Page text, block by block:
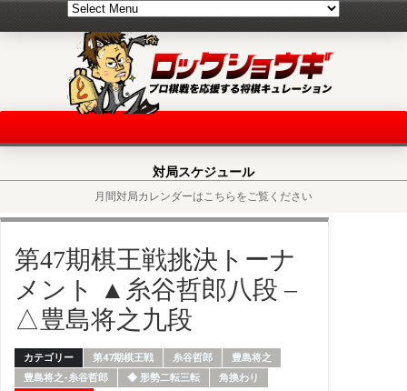
対局スケジュール
月間対局カレンダーはこちらをご覧ください
第47期棋王戦挑決トーナ
メント ▲糸谷哲郎八段 –
△豊島将之九段
カテゴリー 第47期棋王戦 糸谷哲郎
豊島将之
豊島将之-糸谷哲郎
◆ 形勢二転三転
角換わり